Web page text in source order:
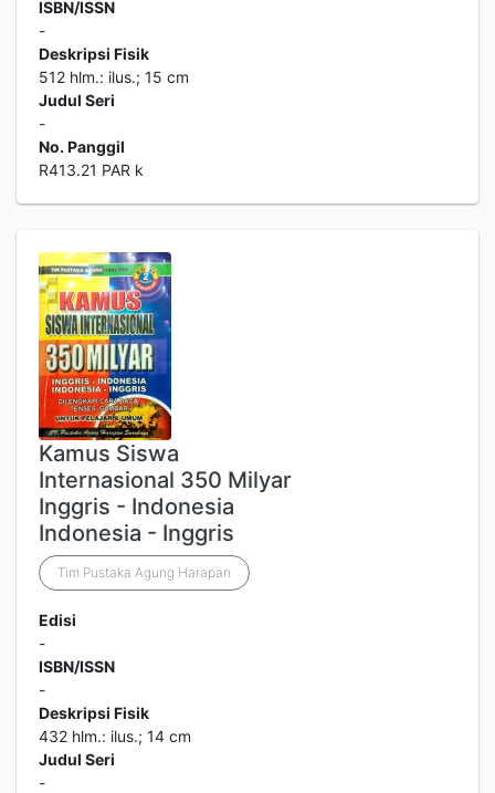
ISBN/ISSN
-
Deskripsi Fisik
512 hlm.: ilus.; 15 cm
Judul Seri
-
No. Panggil
R413.21 PAR k
Kamus Siswa
Internasional 350 Milyar
Inggris - Indonesia
Indonesia - Inggris
Tim Pustaka Agung Harapan
Edisi
-
ISBN/ISSN
-
Deskripsi Fisik
432 hlm.: ilus.; 14 cm
Judul Seri
-